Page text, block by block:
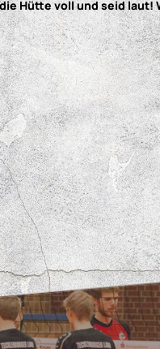
Hütte voll und seid laut!